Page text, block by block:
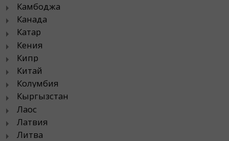
Камбоджа
Канада
Катар
Кения
Кипр
Китай
Колумбия
Кыргызстан
Лаос
Латвия
Литва